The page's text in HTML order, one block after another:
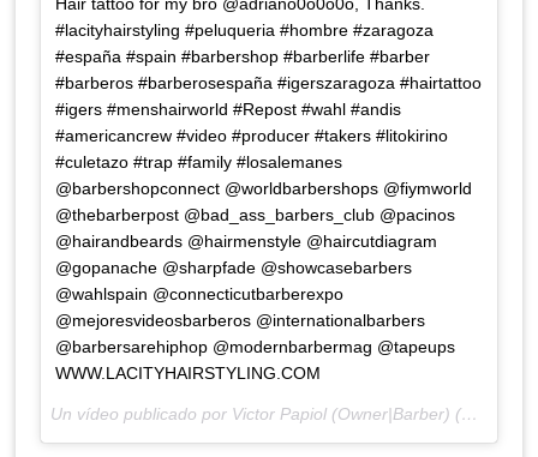
Hair tattoo for my bro @adriano0o0o0o, Thanks.
#lacityhairstyling #peluqueria #hombre #zaragoza
#españa #spain #barbershop #barberlife #barber
#barberos #barberosespaña #igerszaragoza #hairtattoo
#igers #menshairworld #Repost #wahl #andis
#americancrew #video #producer #takers #litokirino
#culetazo #trap #family #losalemanes
@barbershopconnect @worldbarbershops @fiymworld
@thebarberpost @bad_ass_barbers_club @pacinos
@hairandbeards @hairmenstyle @haircutdiagram
@gopanache @sharpfade @showcasebarbers
@wahlspain @connecticutbarberexpo
@mejoresvideosbarberos @internationalbarbers
@barbersarehiphop @modernbarbermag @tapeups
WWW.LACITYHAIRSTYLING.COM
Un vídeo publicado por Victor Papiol (Owner|Barber) (@papiol13) el